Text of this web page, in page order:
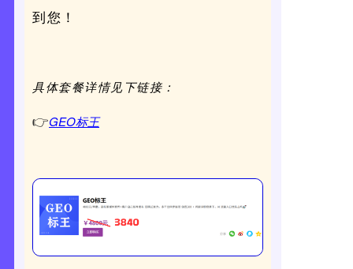
到您！
具体套餐详情见下链接：
👉GEO标王